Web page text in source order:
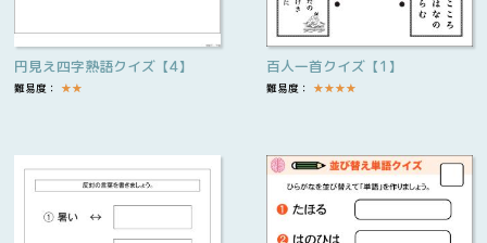
円見え四字熟語クイズ【4】
難易度： ★★
百人一首クイズ【1】
難易度： ★★★★